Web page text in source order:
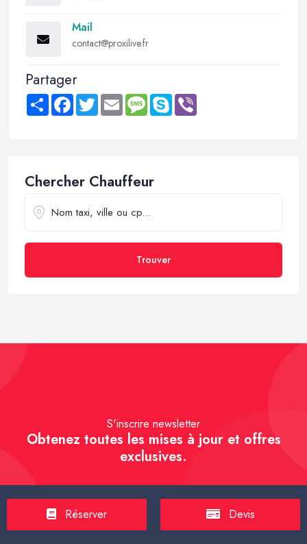
Mail
contact@proxilive.fr
Partager
Share FacebookTwitter Email MessageSkype
Chercher Chauffeur
Trouver
S'inscrire newsletter
Obtenez toutes les mises à jour et offres
exclusives.
S'inscrire
Réserver Devis